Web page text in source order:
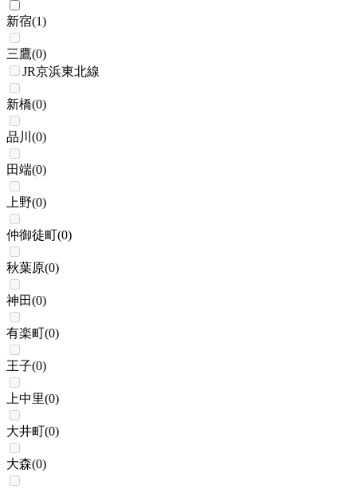
新宿(1)
三鷹(0)
JR京浜東北線
新橋(0)
品川 (0)
田端(0)
上野(0)
仲御徒町(0)
秋葉原(0)
神田(0)
有楽町(0)
王子(0)
上中里(0)
大井町(0)
大森(0)